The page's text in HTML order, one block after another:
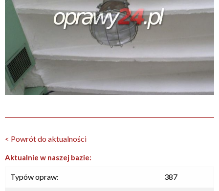
< Powrót do aktualności
Aktualnie w naszej bazie:
Typów opraw: 387